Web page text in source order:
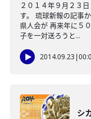
２０１４年９月２３
す。 琉球新報の記事
県人会が 再来年に５
子を一対送ろうと...
2014.09.23 |
シ